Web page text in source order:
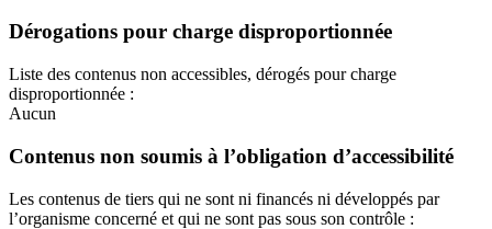
Dérogations pour charge disproportionnée
Liste des contenus non accessibles, dérogés pour charge
disproportionnée :
Aucun
Contenus non soumis à l’obligation d’accessibilité
Les contenus de tiers qui ne sont ni financés ni développés par
l’organisme concerné et qui ne sont pas sous son contrôle :